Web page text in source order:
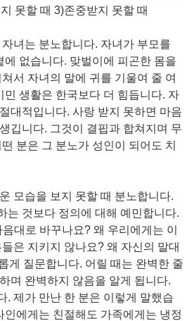
못할 때 3)존중받지 못할 때
녀는 분노합니다. 자녀가 부모를
에 없습니다. 맞벌이에 피곤한 몸을
서 자녀의 말에 귀를 기울여 줄 여
민 생활은 한국보다 더 힘듭니다. 자
대적입니다. 사랑 받지 못하면 마음
깁니다. 그것이 결핍과 합쳐지며 무
분은 그 분노가 성인이 되어도 치
모습을 보지 못할 때 분노합니다.
는 것보다 정의에 대해 예민합니다.
대로 바꾸나요? 왜 우리에게는 이
은 지키지 않나요? 왜 자신의 말대
게 질문합니다. 어릴 때는 완벽한 줄
며 완벽하지 않음을 알게 됩니다.
. 제가 만난 한 분은 이렇게 말했습
인에게는 친절해도 가족에게는 냉정